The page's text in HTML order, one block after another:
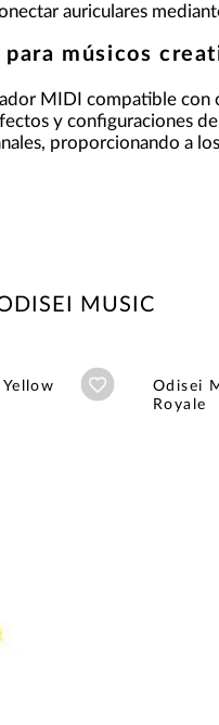
auriculares
músicos
MIDI compatible
y configuraciones
proporcionando a
MUSIC
Añadir aOdisei
Royale